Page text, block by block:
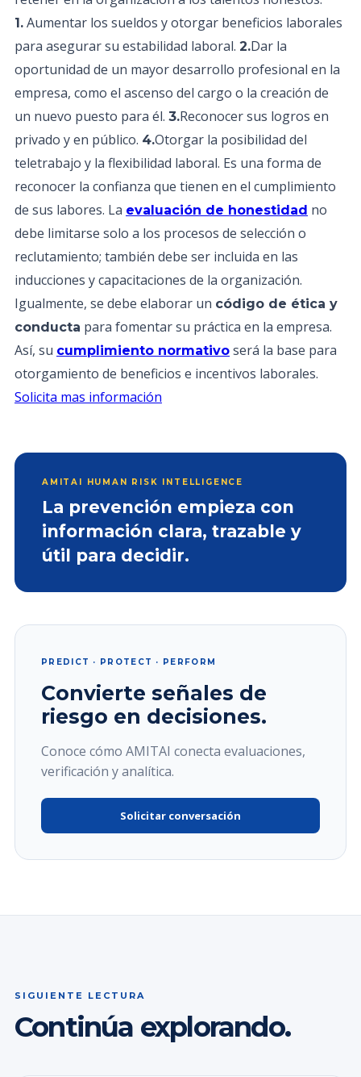
1. Aumentar los sueldos y otorgar beneficios laborales
para asegurar su estabilidad laboral. 2.Dar la
oportunidad de un mayor desarrollo profesional en la
empresa, como el ascenso del cargo o la creación de
un nuevo puesto para él. 3.Reconocer sus logros en
privado y en público. 4.Otorgar la posibilidad del
teletrabajo y la flexibilidad laboral. Es una forma de
reconocer la confianza que tienen en el cumplimiento
de sus labores. La evaluación de honestidad no
debe limitarse solo a los procesos de selección o
reclutamiento; también debe ser incluida en las
inducciones y capacitaciones de la organización.
Igualmente, se debe elaborar un código de ética y
conducta para fomentar su práctica en la empresa.
Así, su cumplimiento normativo será la base para
otorgamiento de beneficios e incentivos laborales.
Solicita mas información
AMITAI HUMAN RISK INTELLIGENCE
La prevención empieza con
información clara, trazable y
útil para decidir.
PREDICT · PROTECT · PERFORM
Convierte señales de
riesgo en decisiones.
Conoce cómo AMITAI conecta evaluaciones,
verificación y analítica.
Solicitar conversación
SIGUIENTE LECTURA
Continúa explorando.